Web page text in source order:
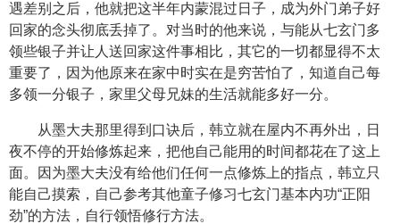
遇差别之后，他就把这半年内蒙混过日子，成为外门弟子好
回家的念头彻底丢掉了。对当时的他来说，与能从七玄门多
领些银子并让人送回家这件事相比，其它的一切都显得不太
重要了，因为他原来在家中时实在是穷苦怕了，知道自己每
多领一分银子，家里父母兄妹的生活就能多好一分。
从墨大夫那里得到口诀后，韩立就在屋内不再外出，日
夜不停的开始修炼起来，把他自己能用的时间都花在了这上
面。因为墨大夫没有给他们任何一点修炼上的指点，韩立只
能自己摸索，自己参考其他童子修习七玄门基本内功“正阳
劲”的方法，自行领悟修行方法。